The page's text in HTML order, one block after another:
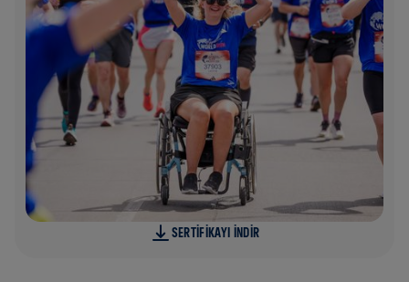
SERTIFIKAYI INDIR